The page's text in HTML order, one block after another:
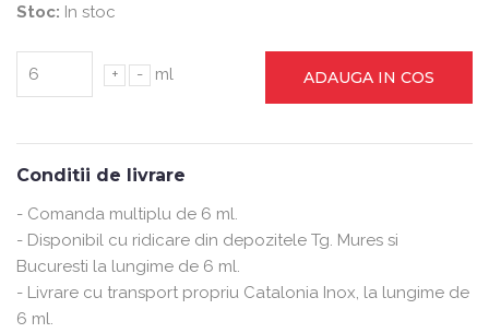
Stoc: In stoc
+ - ml ADAUGA IN COS
Conditii de livrare
- Comanda multiplu de 6 ml.
- Disponibil cu ridicare din depozitele Tg. Mures si
Bucuresti la lungime de 6 ml.
- Livrare cu transport propriu Catalonia Inox, la lungime de
6 ml.